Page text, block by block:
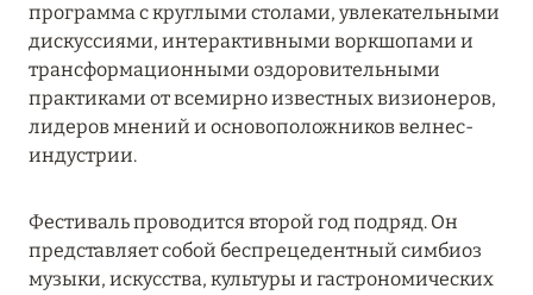
Подробнее
12 ноября 2025
MANDARIN ORIENTAL JUMEIRA — SUITE
Подробнее
программа c круглыми столами, увлекательными
дискуссиями, интерактивными воркшопами и
трансформационными оздоровительными
практиками от всемирно известных визионеров,
лидеров мнений и основоположников велнес-
индустрии.
Фестиваль проводится второй год подряд. Он
представляет собой беспрецедентный симбиоз
музыки, искусства, культуры и гастрономических